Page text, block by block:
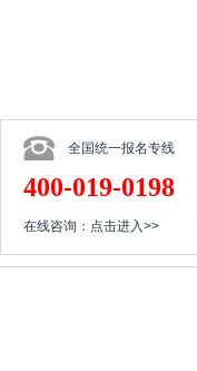
全国统一报名专线
400-019-0198
在线咨询： 点击进入>>